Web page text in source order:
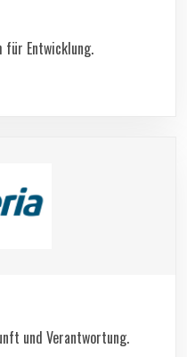
für Entwicklung.
und Verantwortung.